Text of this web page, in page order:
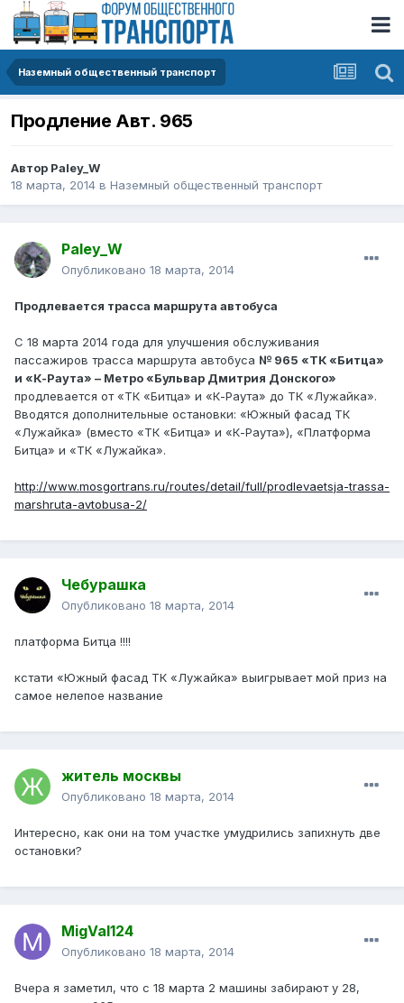
Наземный общественный транспорт
Продление Авт. 965
Автор Paley_W
18 марта, 2014 в Наземный общественный транспорт
Paley_W
Опубликовано 18 марта, 2014
Продлевается трасса маршрута автобуса
С 18 марта 2014 года для улучшения обслуживания
пассажиров трасса маршрута автобуса № 965 «ТК «Битца»
и «К-Раута» – Метро «Бульвар Дмитрия Донского»
продлевается от «ТК «Битца» и «К-Раута» до ТК «Лужайка».
Вводятся дополнительные остановки: «Южный фасад ТК
«Лужайка» (вместо «ТК «Битца» и «К-Раута»), «Платформа
Битца» и «ТК «Лужайка».
http://www.mosgortrans.ru/routes/detail/full/prodlevaetsja-trassa-
marshruta-avtobusa-2/
Чебурашка
Опубликовано 18 марта, 2014
платформа Битца !!!!
кстати «Южный фасад ТК «Лужайка» выигрывает мой приз на
самое нелепое название
житель москвы
Опубликовано 18 марта, 2014
Интересно, как они на том участке умудрились запихнуть две
остановки?
MigVal124
Опубликовано 18 марта, 2014
Вчера я заметил, что с 18 марта 2 машины забирают у 28,